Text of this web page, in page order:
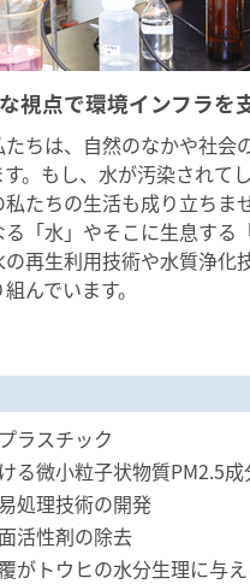
視点で環境インフラを
ちは、自然のなかや社会
。もし、水が汚染されて
たちの生活も成り立ちま
「水」やそこに生息する
再生利用技術や水質浄化
んでいます。
ラスチック
る微小粒子状物質PM2.5
処理技術の開発
活性剤の除去
がトウヒの水分生理に与